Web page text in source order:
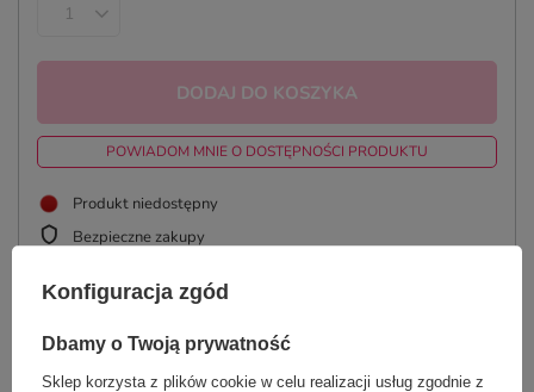
DODAJ DO KOSZYKA
POWIADOM MNIE O DOSTĘPNOŚCI PRODUKTU
Produkt niedostępny
Bezpieczne zakupy
OPIS
Konfiguracja zgód
Dbamy o Twoją prywatność
Sklep korzysta z plików cookie w celu realizacji usług zgodnie z